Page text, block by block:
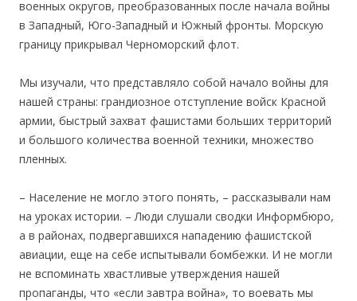
военных округов, преобразованных после начала войны
в Западный, Юго-Западный и Южный фронты. Морскую
границу прикрывал Черноморский флот.
Мы изучали, что представляло собой начало войны для
нашей страны: грандиозное отступление войск Красной
армии, быстрый захват фашистами больших территорий
и большого количества военной техники, множество
пленных.
– Население не могло этого понять, – рассказывали нам
на уроках истории. – Люди слушали сводки Информбюро,
а в районах, подвергавшихся нападению фашистской
авиации, еще на себе испытывали бомбежки. И не могли
не вспоминать хвастливые утверждения нашей
пропаганды, что «если завтра война», то воевать мы